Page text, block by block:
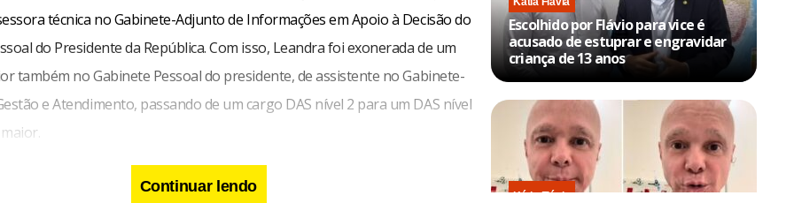
técnica no Gabinete-Adjunto de Informações em Apoio à Decisão do
do Presidente da República. Com isso, Leandra foi exonerada de um
também no Gabinete Pessoal do presidente, de assistente no Gabinete-
e Atendimento, passando de um cargo DAS nível 2 para um DAS nível
Continuar lendo
Escolhido por Flávio para vice é
acusado de estuprar e engravidar
criança de 13 anos
Kátia Flávia